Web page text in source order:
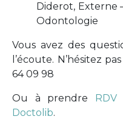
Diderot, Externe
Odontologie
Vous avez des
l’écoute. N’hésitez
64 09 98
Ou à prendre
Doctolib.